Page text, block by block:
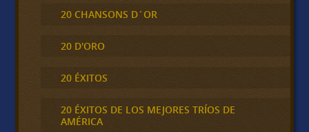
20 CHANSONS D´OR
20 D'ORO
20 ÉXITOS
20 ÉXITOS DE LOS MEJORES TRÍOS DE
AMÉRICA